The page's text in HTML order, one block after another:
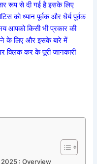
रूप से दी गई है इसके लिए
को ध्यान पूर्वक और धैर्य पूर्वक
किसी भी प्रकार की
के लिए और इसके बारे में
पर क्लिक कर केपूरी जानकारी
2025 : Overview